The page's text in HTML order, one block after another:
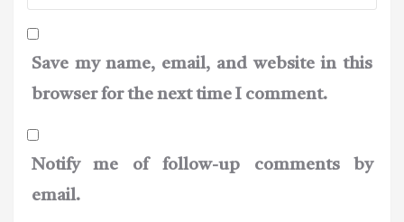
Save my name, email, and website in this
browser for the next time I comment.
Notify me of follow-up comments by
email.